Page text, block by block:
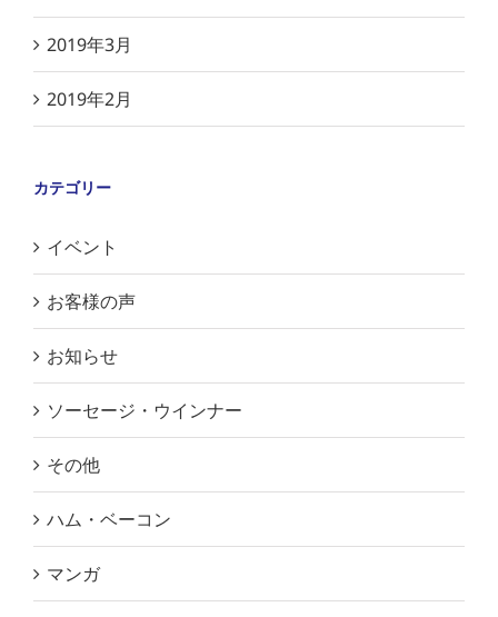
2019年3月
2019年2月
カテゴリー
イベント
お客様の声
お知らせ
ソーセージ・ウインナー
その他
ハム・ベーコン
マンガ